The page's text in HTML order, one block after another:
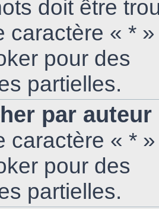
doit être
caractère « * »
pour des
partielles.
par auteur
caractère « * »
pour des
partielles.